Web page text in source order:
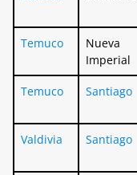
Temuco
Nueva
Imperial
Temuco Santiago
Valdivia Santiago